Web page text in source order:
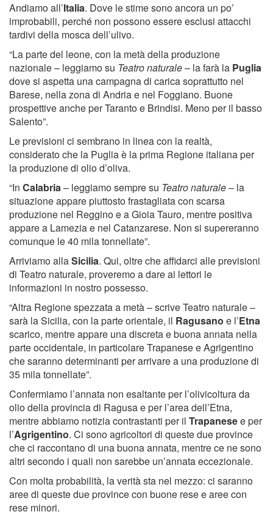
Andiamo all’Italia. Dove le stime sono ancora un po’
improbabili, perché non possono essere esclusi attacchi
tardivi della mosca dell’ulivo.
“La parte del leone, con la metà della produzione
nazionale – leggiamo su Teatro naturale– la farà la Puglia
dove si aspetta una campagna di carica soprattutto nel
Barese, nella zona di Andria e nel Foggiano. Buone
prospettive anche per Taranto e Brindisi. Meno per il basso
Salento”.
Le previsioni ci sembrano in linea con la realtà,
considerato che la Puglia è la prima Regione italiana per
la produzione di olio d’oliva.
“In Calabria– leggiamo sempre su Teatro naturale– la
situazione appare piuttosto frastagliata con scarsa
produzione nel Reggino e a Gioia Tauro, mentre positiva
appare a Lamezia e nel Catanzarese. Non si supereranno
comunque le 40 mila tonnellate”.
Arriviamo allaSicilia. Qui, oltre che affidarci alle previsioni
di Teatro naturale, proveremo a dare ai lettori le
informazioni in nostro possesso.
“Altra Regione spezzata a metà – scrive Teatro naturale –
sarà la Sicilia, con la parte orientale, il Ragusano e l’Etna
scarico, mentre appare una discreta e buona annata nella
parte occidentale, in particolare Trapanese e Agrigentino
che saranno determinanti per arrivare a una produzione di
35 mila tonnellate”.
Confermiamo l’annata non esaltante per l’olivicoltura da
olio della provincia di Ragusa e per l’area dell’Etna,
mentre abbiamo notizia contrastanti per il Trapanesee per
l’Agrigentino. Ci sono agricoltori di queste due province
che ci raccontano di una buona annata, mentre ce ne sono
altri secondo i quali non sarebbe un’annata eccezionale.
Con molta probabilità, la verità sta nel mezzo: ci saranno
aree di queste due province con buone rese e aree con
rese minori.